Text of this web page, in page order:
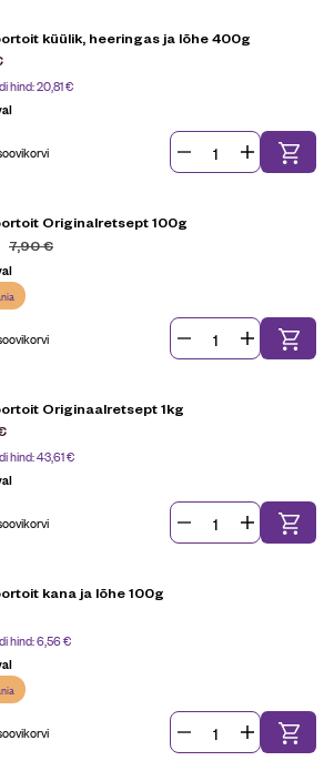
küülik, heeringas ja lõhe 400g
hind:20,81€
Originalretsept 100g
7,90€
Originaalretsept 1kg
hind:43,61€
kana ja lõhe 100g
hind:6,56€